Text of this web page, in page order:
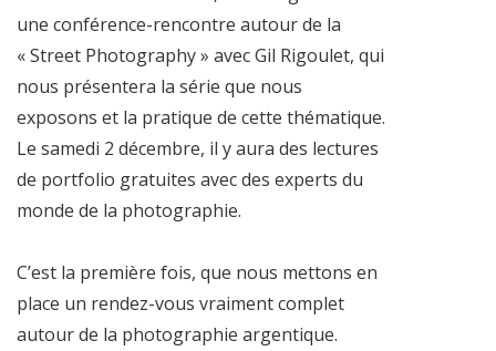
une conférence-rencontre autour de la
« Street Photography » avec Gil Rigoulet, qui
nous présentera la série que nous
exposons et la pratique de cette thématique.
Le samedi 2 décembre, il y aura des lectures
de portfolio gratuites avec des experts du
monde de la photographie.
C’est la première fois, que nous mettons en
place un rendez-vous vraiment complet
autour de la photographie argentique.